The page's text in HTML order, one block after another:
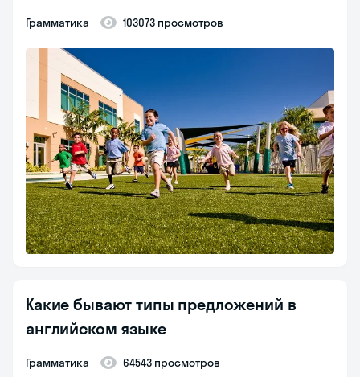
Грамматика 103073 просмотров
Какие бывают типы предложений в
английском языке
Грамматика 64543 просмотров